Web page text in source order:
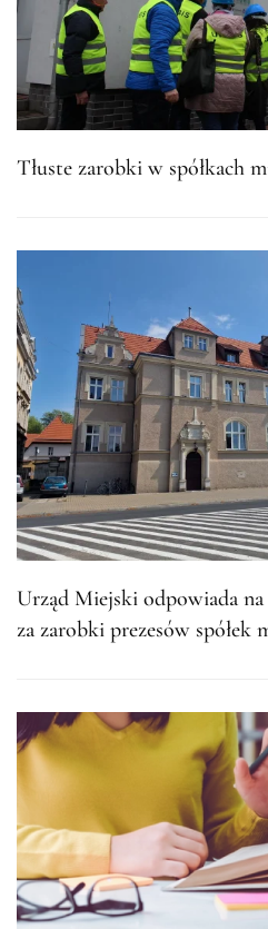
Tłuste zarobki w spółkach
Urząd Miejski odpowiada na
za zarobki prezesów spółek